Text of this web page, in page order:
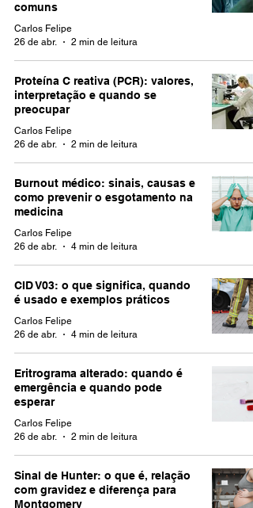
comuns
Carlos Felipe
26 de abr.
2 min de leitura
Proteína C reativa (PCR): valores,
interpretação e quando se
preocupar
Carlos Felipe
26 de abr.
2 min de leitura
Burnout médico: sinais, causas e
como prevenir o esgotamento na
medicina
Carlos Felipe
26 de abr.
4 min de leitura
CID V03: o que significa, quando
é usado e exemplos práticos
Carlos Felipe
26 de abr.
4 min de leitura
Eritrograma alterado: quando é
emergência e quando pode
esperar
Carlos Felipe
26 de abr.
2 min de leitura
Sinal de Hunter: o que é, relação
com gravidez e diferença para
Montgomery